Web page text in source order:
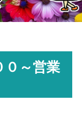
０～営業